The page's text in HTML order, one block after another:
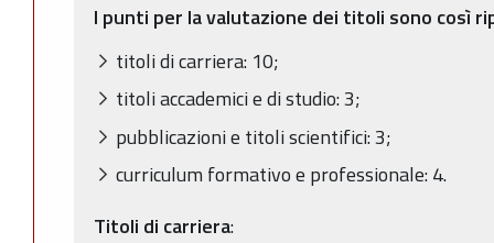
I punti per la valutazione dei titoli sono così
titoli di carriera: 10;
titoli accademici e di studio: 3;
pubblicazioni e titoli scientifici: 3;
curriculum formativo e professionale: 4.
Titoli di carriera: